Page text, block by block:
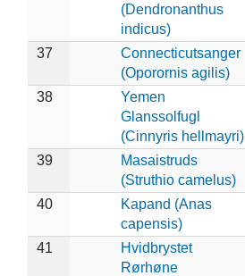
(Dendronanthus
indicus)
37
Connecticutsanger
(Oporornis agilis)
38
Yemen
Glanssolfugl
(Cinnyris hellmayri)
39
Masaistruds
(Struthio camelus)
40
Kapand (Anas
capensis)
41
Hvidbrystet
Rørhøne